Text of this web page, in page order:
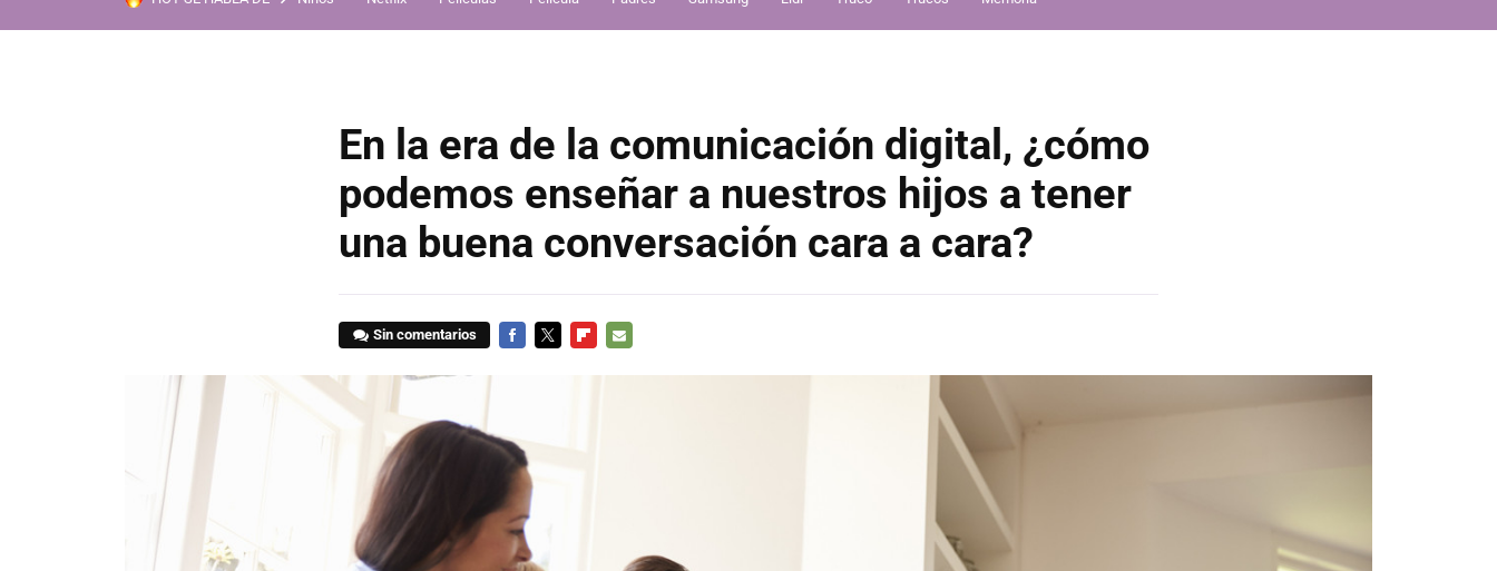
En la era de la comunicación digital, ¿cómo
podemos enseñar a nuestros hijos a tener
una buena conversación cara a cara?
Sin comentarios